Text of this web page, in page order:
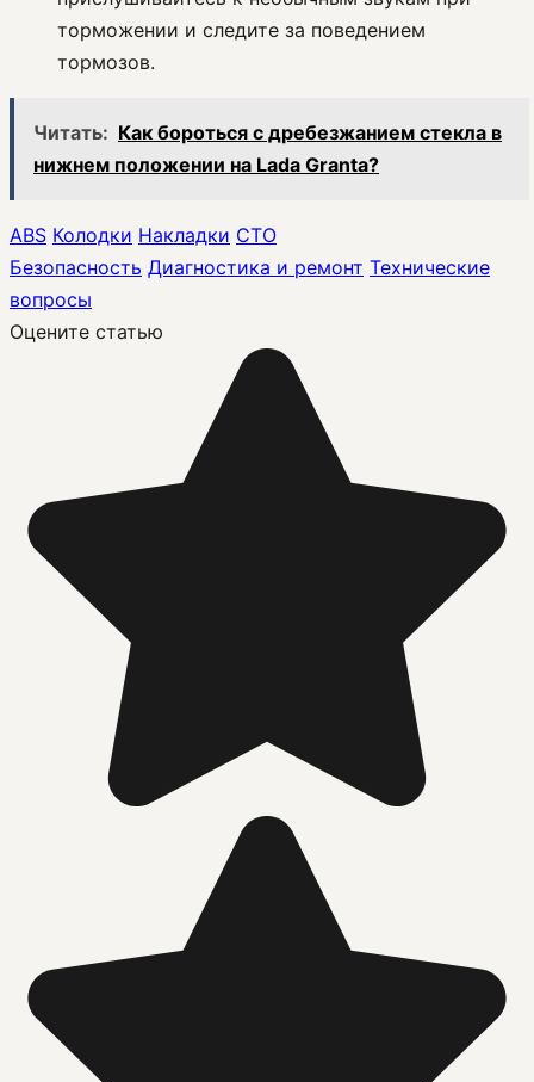
торможении и следите за поведением
тормозов.
Читать: Как бороться с дребезжанием стекла в
нижнем положении на Lada Granta?
ABS Колодки Накладки СТО
Безопасность Диагностика и ремонт Технические
вопросы
Оцените статью